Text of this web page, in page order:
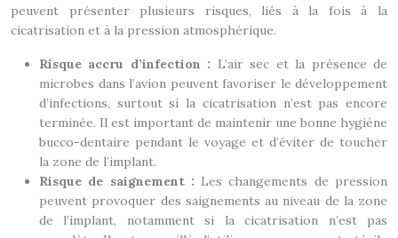
peuvent présenter plusieurs risques, liés à la fois à la
cicatrisation et à la pression atmosphérique.
Risque accru d’infection : L’air sec et la présence de
microbes dans l’avion peuvent favoriser le développement
d’infections, surtout si la cicatrisation n’est pas encore
terminée. Il est important de maintenir une bonne hygiène
bucco-dentaire pendant le voyage et d’éviter de toucher
la zone de l’implant.
Risque de saignement : Les changements de pression
peuvent provoquer des saignements au niveau de la zone
de l’implant, notamment si la cicatrisation n’est pas